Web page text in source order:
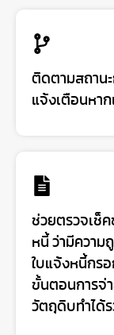
ติดตามสถาน
แจ้งเตือนหาก
ช่วยตรวจเช็
หนี้ ว่ามีความ
ใบแจ้งหนี้กรอ
ขั้นตอนการจ่
วัตถุดิบทำได้